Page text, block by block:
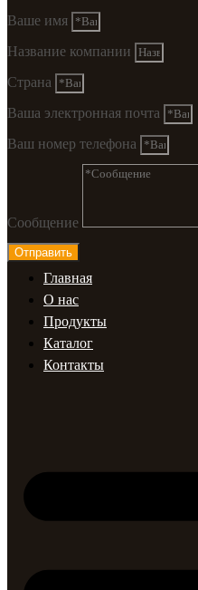
Ваше имя
Название компании
Страна
Ваша электронная почта
Ваш номер телефона
Сообщение
Отправить
Главная
О нас
Продукты
Каталог
Контакты